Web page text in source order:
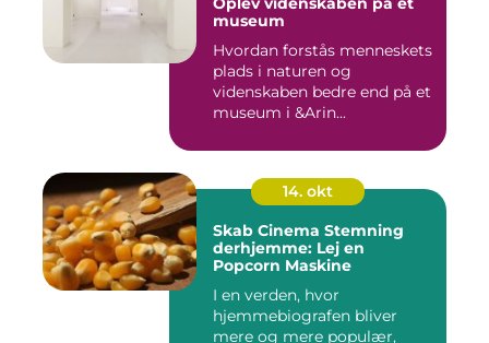
museum
Hvordan forstås menneskets
plads i naturen og
videnskaben bedre end på et
museum i &Arin...
14. okt
Skab Cinema Stemning
derhjemme: Lej en
Popcorn Maskine
I en verden, hvor
hjemmebiografen bliver
mere og mere populær,